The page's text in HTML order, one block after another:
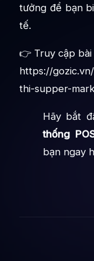
tưởng để bạn
tế.
👉 Truy cập bài
https://
thi-supper-
Hãy bắt
thống
bạn ngay